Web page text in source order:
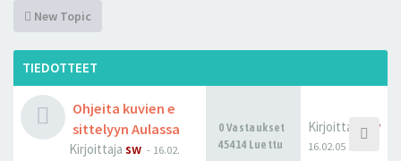
New Topic
TIEDOTTEET
Ohjeita kuvien e
sittelyyn Aulassa
Kirjoittaja sw - 16.02.
0 Vastaukset
45414 Luettu
Kirjoittajasw
16.02.05 18:44